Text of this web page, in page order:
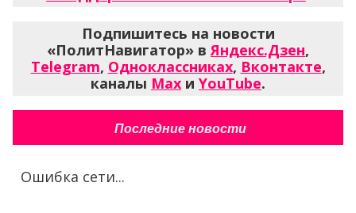
Подпишитесь на новости
«ПолитНавигатор» вЯндекс.Дзен,
Telegram, Одноклассниках, Вконтакте,
каналы Max и YouTube.
Последние новости
Ошибка сети...